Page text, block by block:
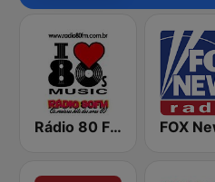
Rádio 80 FM - Anos 80